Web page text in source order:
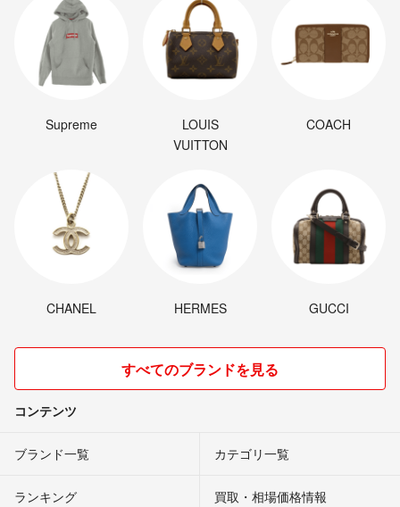
Supreme
LOUIS
VUITTON
COACH
CHANEL HERMES GUCCI
すべてのブランドを見る
コンテンツ
ブランド一覧 カテゴリ一覧
ランキング 買取・相場価格情報